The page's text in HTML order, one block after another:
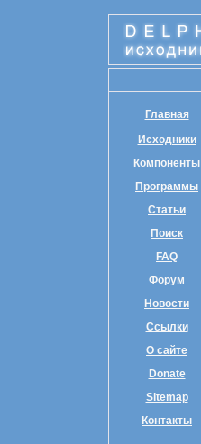
Главная
Исходники
Компоненты
Программы
Статьи
Поиск
FAQ
Форум
Новости
Ссылки
О сайте
Donate
Sitemap
Контакты